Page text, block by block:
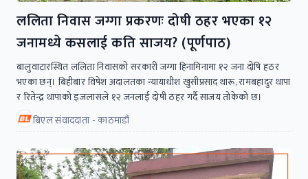
ललिता निवास जग्गा प्रकरणः दोषी ठहर भएका १२
जनामध्ये कसलाई कति साजय? (पूर्णपाठ)
बालुवाटारस्थित ललिता निवासको सरकारी जग्गा हिनामिनामा १२ जना दोषि हठर
भएका छन्। बिहीबार विषेश अदालतका न्यायाधीश खुसीप्रसाद थारू, रामबहादुर थापा
र रितेन्द्र थापाको इजलासले १२ जनलाई दोषी ठहर गर्दै साजय तोकेको छ।
बिएल संवाददाता - काठमाडौं